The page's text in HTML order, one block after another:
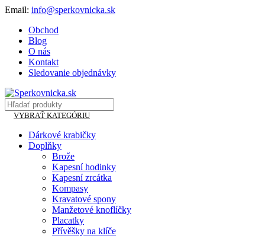
Email: info@sperkovnicka.sk
Obchod
Blog
O nás
Kontakt
Sledovanie objednávky
VYBRAŤ KATEGÓRIU
Dárkové krabičky
Doplňky
Brože
Kapesní hodinky
Kapesní zrcátka
Kompasy
Kravatové spony
Manžetové knoflíčky
Placatky
Přívěšky na klíče